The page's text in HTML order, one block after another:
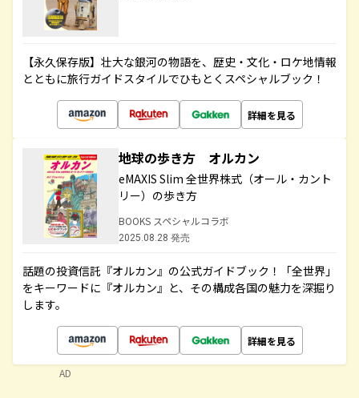
【永久保存版】壮大な銀河の物語を、歴史・文化・ロケ地情報
とともに旅行ガイドスタイルでひもとくスペシャルブック！
詳細を見る
地球の歩き方 オルカン
eMAXIS Slim 全世界株式（オール・カント
リー）の歩き方
BOOKS スペシャルコラボ
2025.08.28 発売
話題の投資信託『オルカン』の公式ガイドブック！「全世界」
をキーワードに『オルカン』と、その構成各国の魅力を深掘り
します。
詳細を見る
AD